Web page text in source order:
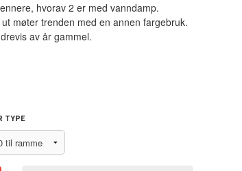
hvorav 2 er med vanndamp.
møter trenden med en annen fargebruk.
av år gammel.
TYPE